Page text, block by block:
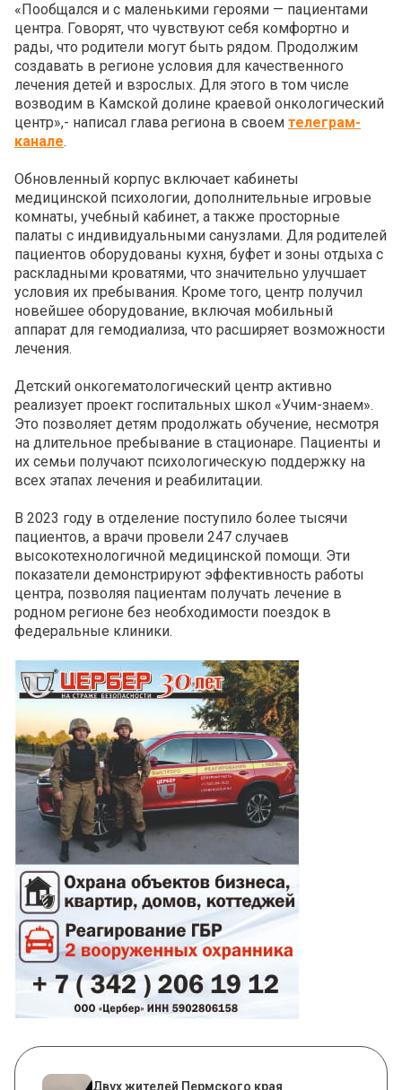
«Пообщался и с маленькими героями — пациентами
центра. Говорят, что чувствуют себя комфортно и
рады, что родители могут быть рядом. Продолжим
создавать в регионе условия для качественного
лечения детей и взрослых. Для этого в том числе
возводим в Камской долине краевой онкологический
центр»,- написал глава региона в своем телеграм-
канале.
Обновленный корпус включает кабинеты
медицинской психологии, дополнительные игровые
комнаты, учебный кабинет, а также просторные
палаты с индивидуальными санузлами. Для родителей
пациентов оборудованы кухня, буфет и зоны отдыха с
раскладными кроватями, что значительно улучшает
условия их пребывания. Кроме того, центр получил
новейшее оборудование, включая мобильный
аппарат для гемодиализа, что расширяет возможности
лечения.
Детский онкогематологический центр активно
реализует проект госпитальных школ «Учим-знаем».
Это позволяет детям продолжать обучение, несмотря
на длительное пребывание в стационаре. Пациенты и
их семьи получают психологическую поддержку на
всех этапах лечения и реабилитации.
В 2023 году в отделение поступило более тысячи
пациентов, а врачи провели 247 случаев
высокотехнологичной медицинской помощи. Эти
показатели демонстрируют эффективность работы
центра, позволяя пациентам получать лечение в
родном регионе без необходимости поездок в
федеральные клиники.
Двух жителей Пермского края